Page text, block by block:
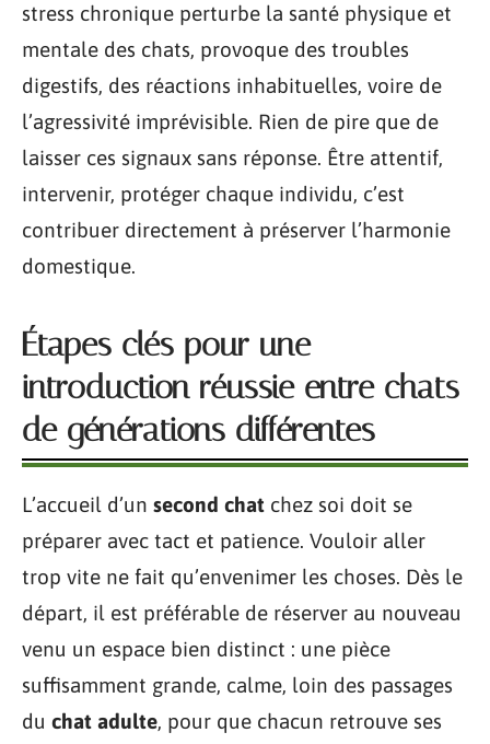
stress chronique perturbe la santé physique et
mentale des chats, provoque des troubles
digestifs, des réactions inhabituelles, voire de
l’agressivité imprévisible. Rien de pire que de
laisser ces signaux sans réponse. Être attentif,
intervenir, protéger chaque individu, c’est
contribuer directement à préserver l’harmonie
domestique.
Étapes clés pour une
introduction réussie entre chats
de générations différentes
L’accueil d’un second chat chez soi doit se
préparer avec tact et patience. Vouloir aller
trop vite ne fait qu’envenimer les choses. Dès le
départ, il est préférable de réserver au nouveau
venu un espace bien distinct : une pièce
suffisamment grande, calme, loin des passages
du chat adulte, pour que chacun retrouve ses